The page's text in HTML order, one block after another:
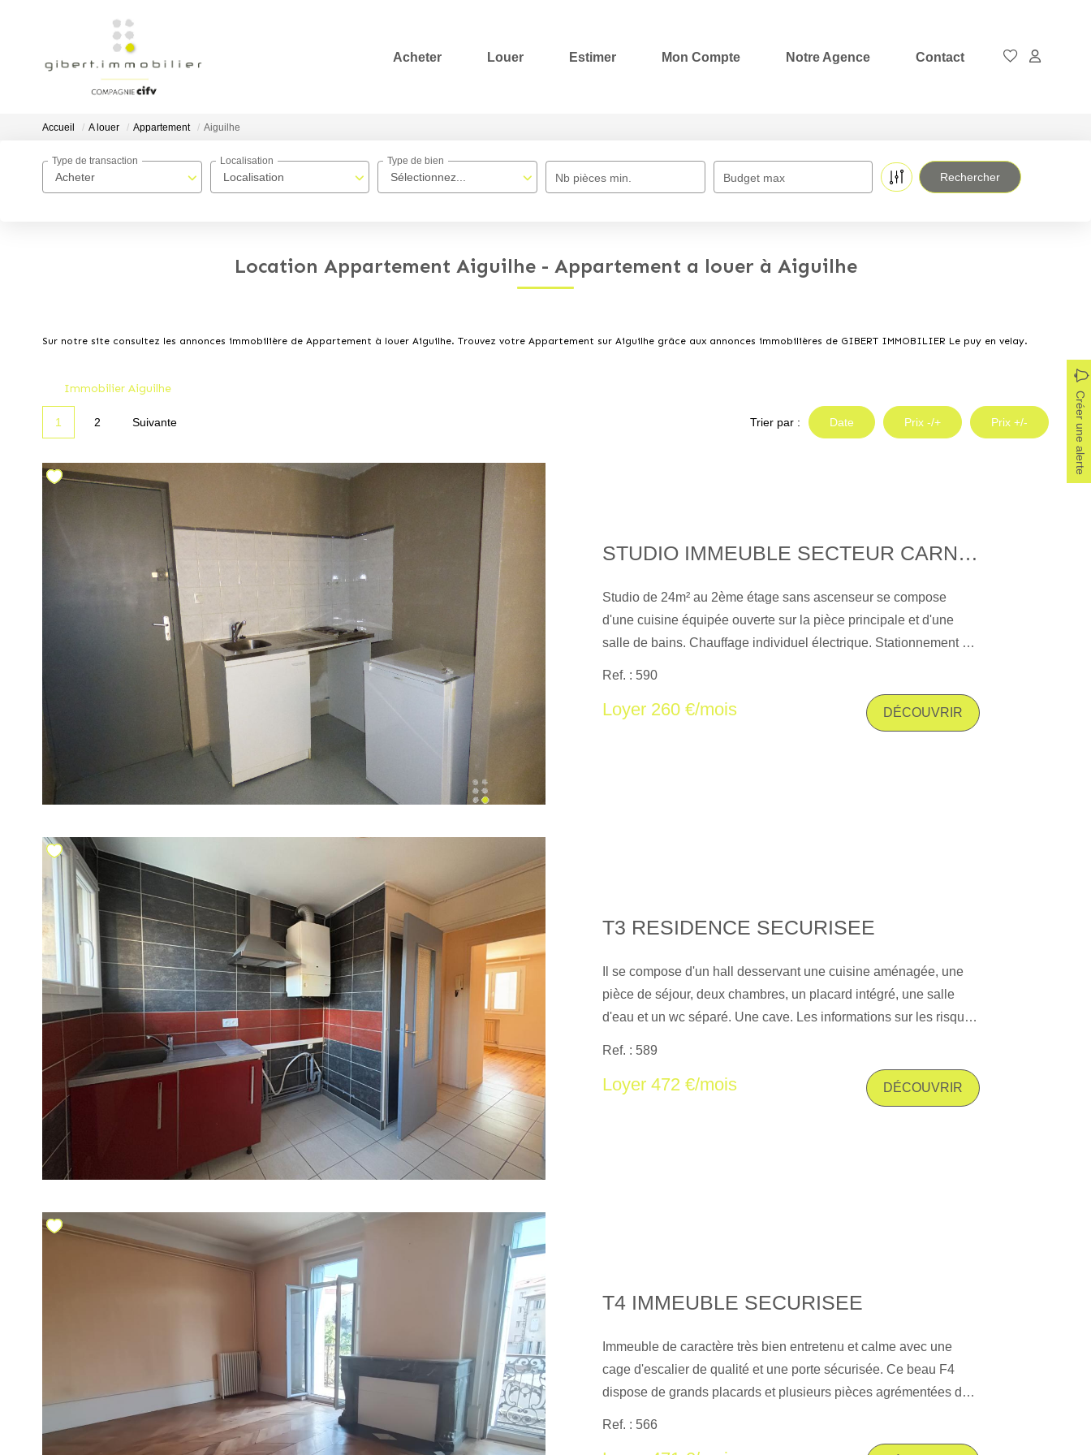
Acheter Louer Estimer Mon Compte Notre Agence Contact
Accueil A louer Appartement Aiguilhe
Acheter
Type de transaction
Localisation
Localisation
Sélectionnez...
Type de bien
Nb pièces min. Budget max
Location Appartement Aiguilhe - Appartement a louer à Aiguilhe
Sur notre site consultez les annonces immobilière de Appartement à louer Aiguilhe. Trouvez votre Appartement sur Aiguilhe grâce aux annonces immobilières de GIBERT IMMOBILIER Le puy en velay.
Immobilier Aiguilhe
Créer une alerte
1 2 Suivante Trier par : Date Prix -/+ Prix +/-
STUDIO IMMEUBLE SECTEUR CARNOT
Studio de 24m² au 2ème étage sans ascenseur se compose
d'une cuisine équipée ouverte sur la pièce principale et d'une
salle de bains. Chauffage individuel électrique. Stationnement à
georisques. gouv. fr
Ref. : 590
Loyer 260 €/mois DÉCOUVRIR
T3 RESIDENCE SECURISEE
Il se compose d'un hall desservant une cuisine aménagée, une
pièce de séjour, deux chambres, un placard intégré, une salle
d'eau et un wc séparé. Une cave. Les informations sur les risques
Ref. : 589
Loyer 472 €/mois DÉCOUVRIR
T4 IMMEUBLE SECURISEE
Immeuble de caractère très bien entretenu et calme avec une
cage d'escalier de qualité et une porte sécurisée. Ce beau F4
dispose de grands placards et plusieurs pièces agrémentées de
Ref. : 566